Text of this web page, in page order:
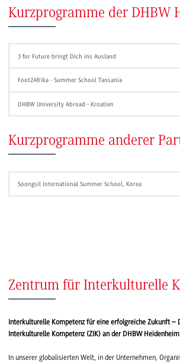
Kurzprogramme der DHBW
3 for Future bringt Dich ins Ausland
Foot2Afrika - Summer School Tansania
DHBW University Abroad - Kroatien
Kurzprogramme anderer
Soongsil International Summer School, Korea
Zentrum für Interkulturelle
Interkulturelle Kompetenz für eine erfolgreiche Zukunft –
Interkulturelle Kompetenz (ZIK) an der DHBW Heidenheim
In unserer globalisierten Welt, in der Unternehmen,